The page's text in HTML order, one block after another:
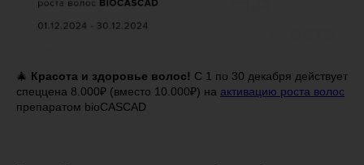
🎄 Красота и здоровье волос! С 1 по 30 декабря действует
спеццена 8.000₽ (вместо 10.000₽) на активацию роста волос
препаратом bioCASCAD